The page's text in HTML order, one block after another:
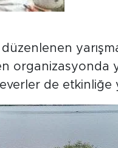
organizasyonda
de etkinliğe